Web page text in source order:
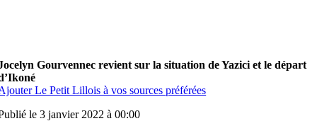
Gourvennec revient sur la situation de Yazici et le départ
Le Petit Lillois à vos sources préférées
le 3 janvier 2022 à 00:00